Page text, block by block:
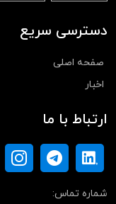
دسترسی سریع
صفحه اصلی
اخبار
ارتباط با ما
شماره تماس: